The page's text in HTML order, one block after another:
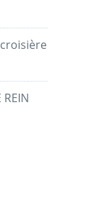
REIN